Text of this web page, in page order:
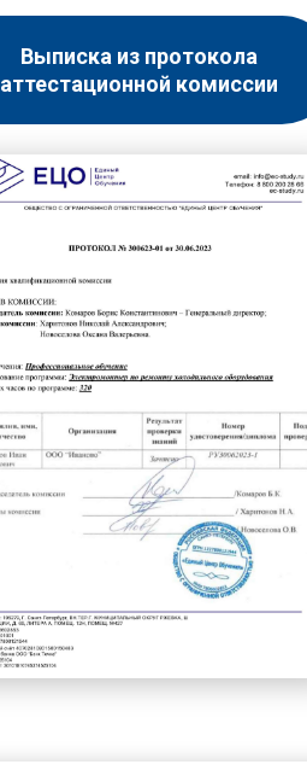
Выписка из протокола
аттестационной комиссии